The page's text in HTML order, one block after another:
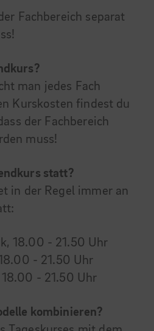
Fachbereich separat
man jedes Fach
Kurskosten findest du
der Fachbereich
muss!
statt?
in der Regel immer an
18.00 - 21.50 Uhr
- 21.50 Uhr
- 21.50 Uhr
kombinieren?